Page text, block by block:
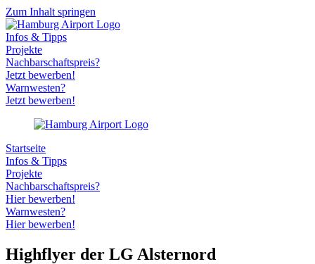
Zum Inhalt springen
Infos & Tipps
Projekte
Nachbarschaftspreis?
Jetzt bewerben!
Warnwesten?
Jetzt bewerben!
Startseite
Infos & Tipps
Projekte
Nachbarschaftspreis?
Hier bewerben!
Warnwesten?
Hier bewerben!
Highflyer der LG Alsternord